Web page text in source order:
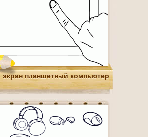
планшетный компьютер